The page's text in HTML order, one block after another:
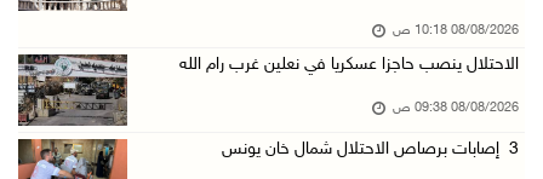
08/08/2026 10:18 ص
الاحتلال ينصب حاجزا عسكريا في نعلين غرب رام الله
08/08/2026 09:38 ص
3 إصابات برصاص الاحتلال شمال خان يونس